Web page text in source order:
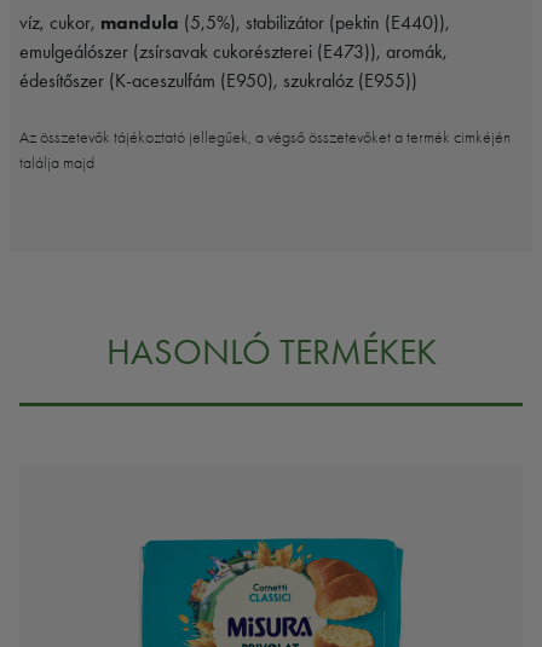
víz, cukor, mandula (5,5%), stabilizátor (pektin (E440)),
emulgeálószer (zsírsavak cukorészterei (E473)), aromák,
édesítőszer (K-aceszulfám (E950), szukralóz (E955))
Az összetevők tájékoztató jellegűek, a végső összetevőket a termék cimkéjén
találja majd
HASONLÓ TERMÉKEK